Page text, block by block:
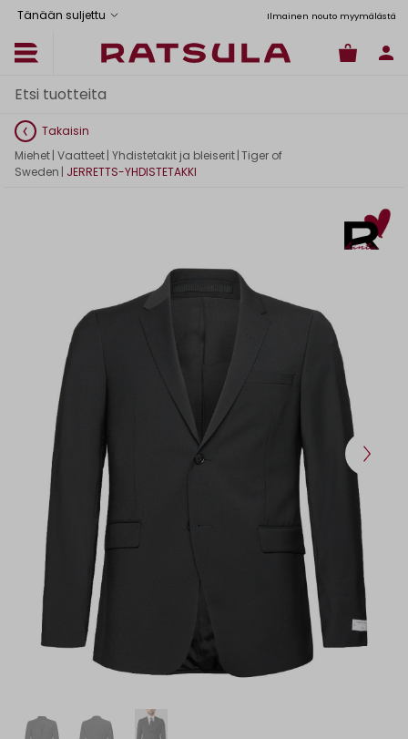
Tänään suljettuToimituskulut alk. 6,90€
Manner-Suomeen yli 120 euron tilauksiin Ilmainen nouto myymälästä
Takaisin
Miehet| Vaatteet| Yhdistetakit ja bleiserit |Tiger of
Sweden | JERRETTS-YHDISTETAKKI